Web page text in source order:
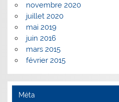
novembre 2020
juillet 2020
mai 2019
juin 2016
mars 2015
février 2015
Méta